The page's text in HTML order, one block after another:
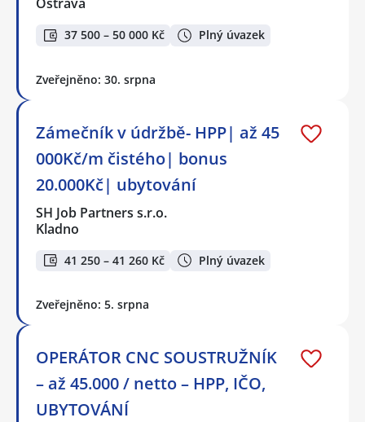
37 500 – 50 000 Kč Plný úvazek
Zveřejněno: 30. srpna
Zámečník v údržbě- HPP| až 45
000Kč/m čistého| bonus
20.000Kč| ubytování
SH Job Partners s.r.o.
Kladno
41 250 – 41 260 Kč Plný úvazek
Zveřejněno: 5. srpna
OPERÁTOR CNC SOUSTRUŽNÍK
– až 45.000 / netto – HPP, IČO,
UBYTOVÁNÍ